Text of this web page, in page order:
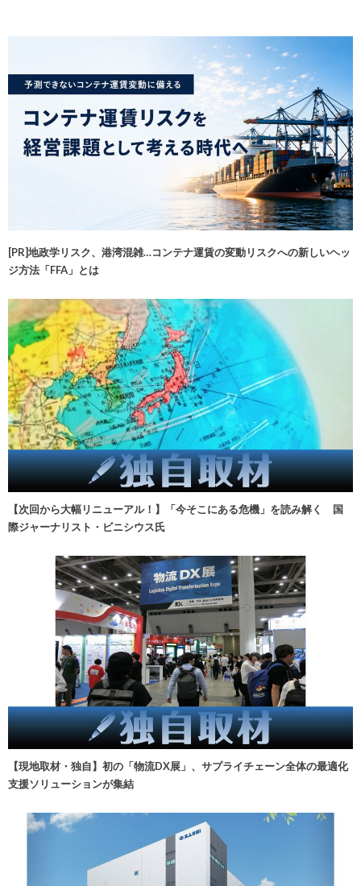
[PR]地政学リスク、港湾混雑…コンテナ運賃の変動リスクへの新しいヘッ
ジ方法「FFA」とは
【次回から大幅リニューアル！】「今そこにある危機」を読み解く 国
際ジャーナリスト・ビニシウス氏
【現地取材・独自】初の「物流DX展」、サプライチェーン全体の最適化
支援ソリューションが集結